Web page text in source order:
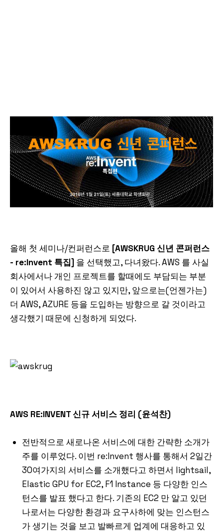
올해 첫 세미나/컨퍼런스로 [AWSKRUG 신년 콘퍼런스
- re:Invent 특집] 을 선택했고, 다녀왔다. AWS 를 사실
회사에서나 개인 프로젝트를 할때에도 부담되는 부분
이 있어서 사용하진 않고 있지만, 앞으로는(언젠가는)
더 AWS, AZURE 등을 도입하는 방향으로 갈 것이라고
생각했기 때문에 신청하게 되었다.
AWS RE:INVENT 신규 서비스 정리 (윤석찬)
전반적으로 새로나온 서비스에 대한 간략한 소개가
주를 이루었다. 이번 re:Invent 행사를 통해서 2일간
30여가지의 서비스를 소개했다고 하면서 lightsail,
Elastic GPU for EC2, F1 Instance 등 다양한 인스
턴스를 발표 했다고 한다. 기존의 EC2 만 알고 있던
나로서는 다양한 환경과 요구사하에 맞는 인스턴스
가 생기는 것을 보고 발빠르게 업계에 대응하고 있